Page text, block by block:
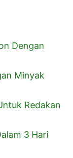
Dengan
Minyak
Redakan
3 Hari